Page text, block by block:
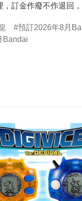
訂金作廢不作退回，
預訂2026年8月
Bandai